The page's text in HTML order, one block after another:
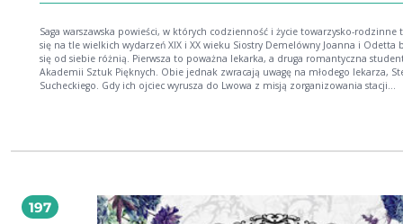
Saga warszawska powieści, w których codzienność i życie towarzysko-rodzinne toczą
się na tle wielkich wydarzeń XIX i XX wieku Siostry Demelówny Joanna i Odetta bardzo
się od siebie różnią. Pierwsza to poważna lekarka, a druga romantyczna
Akademii Sztuk Pięknych. Obie jednak zwracają uwagę na młodego lekarza,
Sucheckiego. Gdy ich ojciec wyrusza do Lwowa z misją zorganizowania stacji
pieniędzy i kosztowności na rzecz wojska. W Europie szaleje grypa hiszpanka,
Błyskotliwa fabuła oraz wspaniale nakreślony obraz społeczeństwa i
relacji to największe atuty tej sagi. Polecam z całego serca. Edyta Świętek, autorka sag:
Spacer Aleją Róż, Sandomierskie wzgórza, Saga krynicka
197